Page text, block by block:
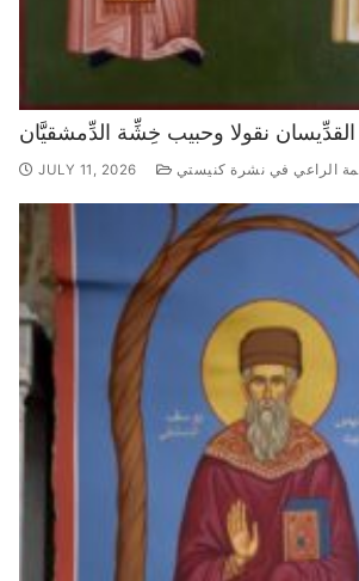
القدِّيسان نقولا وحبيب خِشِّة الدِّمشقيَّان
JULY 11, 2026 الراعي في نشرة كنيستي